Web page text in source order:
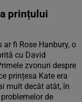
prințului
fi Rose Hanbury, o
cu David
zvonuri despre
prințesa Kate era
mult decât atât, în
de